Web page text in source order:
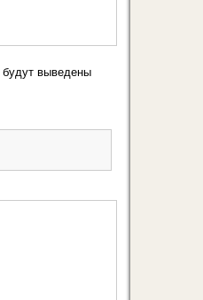
будут выведены